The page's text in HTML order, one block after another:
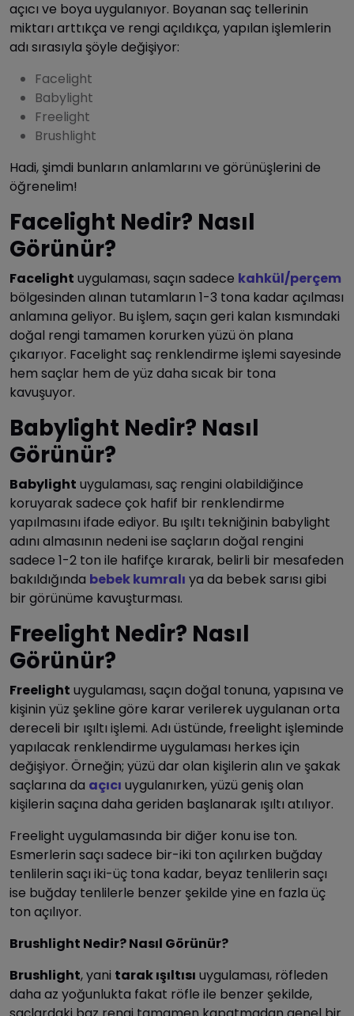
açıcı ve boya uygulanıyor. Boyanan saç tellerinin
miktarı arttıkça ve rengi açıldıkça, yapılan işlemlerin
adı sırasıyla şöyle değişiyor:
Facelight
Babylight
Freelight
Brushlight
Hadi, şimdi bunların anlamlarını ve görünüşlerini de
öğrenelim!
Facelight Nedir? Nasıl
Görünür?
Facelight uygulaması, saçın sadece kahkül/perçem
bölgesinden alınan tutamların 1-3 tona kadar açılması
anlamına geliyor. Bu işlem, saçın geri kalan kısmındaki
doğal rengi tamamen korurken yüzü ön plana
çıkarıyor. Facelight saç renklendirme işlemi sayesinde
hem saçlar hem de yüz daha sıcak bir tona
kavuşuyor.
Babylight Nedir? Nasıl
Görünür?
Babylight uygulaması, saç rengini olabildiğince
koruyarak sadece çok hafif bir renklendirme
yapılmasını ifade ediyor. Bu ışıltı tekniğinin babylight
adını almasının nedeni ise saçların doğal rengini
sadece 1-2 ton ile hafifçe kırarak, belirli bir mesafeden
bakıldığında bebek kumralı ya da bebek sarısı gibi
bir görünüme kavuşturması.
Freelight Nedir? Nasıl
Görünür?
Freelight uygulaması, saçın doğal tonuna, yapısına ve
kişinin yüz şekline göre karar verilerek uygulanan orta
dereceli bir ışıltı işlemi. Adı üstünde, freelight işleminde
yapılacak renklendirme uygulaması herkes için
değişiyor. Örneğin; yüzü dar olan kişilerin alın ve şakak
saçlarına da açıcı uygulanırken, yüzü geniş olan
kişilerin saçına daha geriden başlanarak ışıltı atılıyor.
Freelight uygulamasında bir diğer konu ise ton.
Esmerlerin saçı sadece bir-iki ton açılırken buğday
tenlilerin saçı iki-üç tona kadar, beyaz tenlilerin saçı
ise buğday tenlilerle benzer şekilde yine en fazla üç
ton açılıyor.
Brushlight Nedir? Nasıl Görünür?
Brushlight, yani tarak ışıltısı uygulaması, röfleden
daha az yoğunlukta fakat röfle ile benzer şekilde,